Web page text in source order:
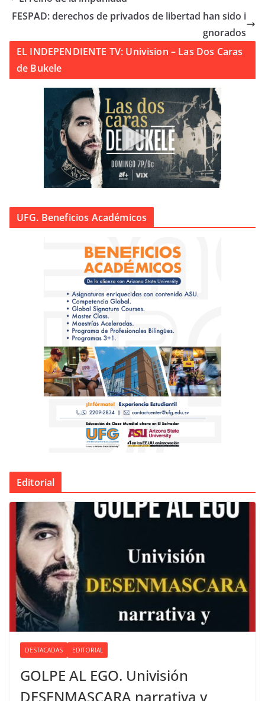
FESPAD: derechos de privados de libertad han sido i
gnorados
EL INDEPENDIENTE TV: Univision – Las Dos Caras
de Bukele
UFG. Beneficios Académicos
Editorial
DESTACADAS EDITORIAL
GOLPE AL EGO. Univisión
DESENMASCARA narrativa y